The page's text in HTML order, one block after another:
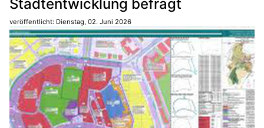
Stadtentwicklung befragt
veröffentlicht: Dienstag, 02. Juni 2026